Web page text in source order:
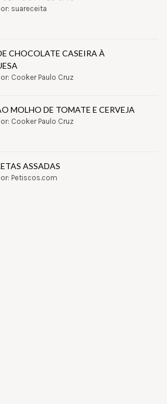
suareceita
CHOCOLATE CASEIRA À
Cooker Paulo Cruz
MOLHO DE TOMATE E CERVEJA
Cooker Paulo Cruz
ASSADAS
Petiscos.com